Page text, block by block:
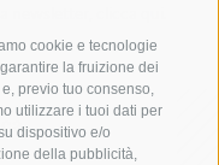
cookie e tecnologie
la fruizione dei
previo tuo consenso,
utilizzare i tuoi dati per
dispositivo e/o
della pubblicità,
clicca qui.